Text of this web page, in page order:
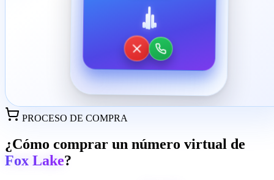
PROCESO DE COMPRA
¿Cómo comprar un número virtual de
Fox Lake?